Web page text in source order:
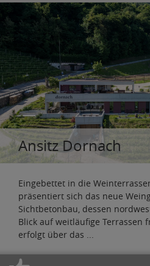
Ansitz Dornach
Eingebettet in die
präsentiert sich das neue
Sichtbetonbau, dessen
Blick auf weitläufige Terrassen
erfolgt über das ...